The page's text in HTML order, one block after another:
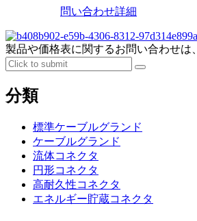
問い合わせ詳細
製品や価格表に関するお問い合わせは
分類
標準ケーブルグランド
ケーブルグランド
流体コネクタ
円形コネクタ
高耐久性コネクタ
エネルギー貯蔵コネクタ